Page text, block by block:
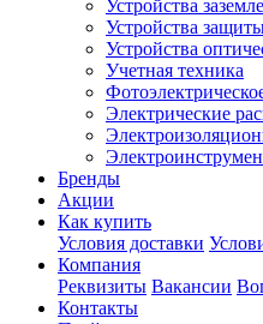
Устройства
Устройства
Устройства
Учетная техника
Электрические
Бренды
Акции
Как купить
Условия доставки
Компания
Реквизиты Вакансии
Контакты